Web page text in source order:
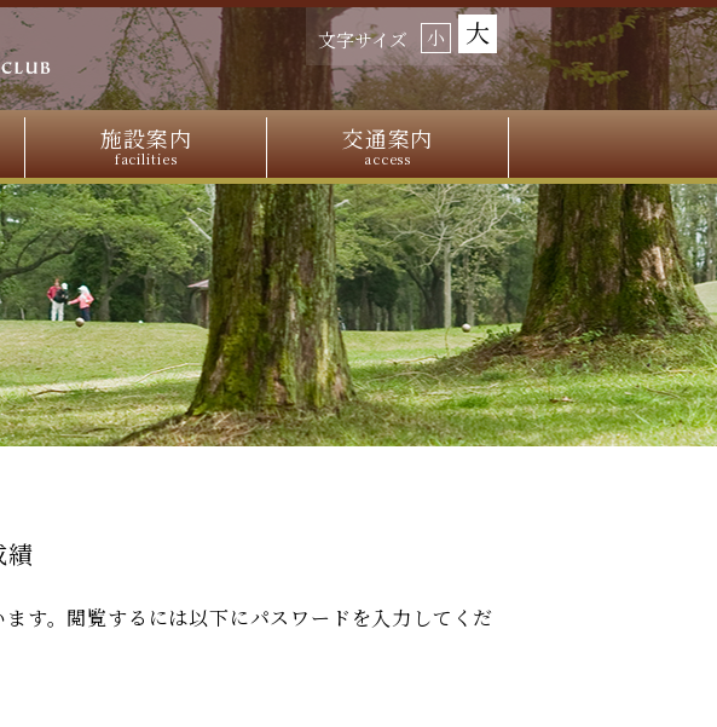
文字サイズ 小 大
施設案内
facilities
交通案内
access
績
す。閲覧するには以下にパスワードを入力してくだ